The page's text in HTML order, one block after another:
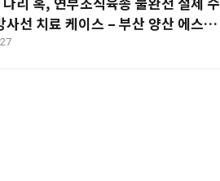
사선 치료 케이스 – 부산 양산 에스동